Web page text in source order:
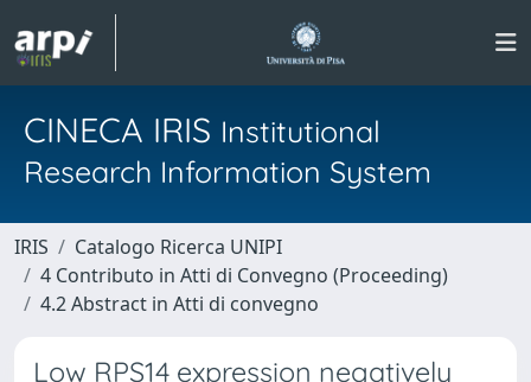
CINECA IRIS Institutional
Research Information System
IRIS
Catalogo Ricerca UNIPI
4 Contributo in Atti di Convegno (Proceeding)
4.2 Abstract in Atti di convegno
Low RPS14 expression negatively